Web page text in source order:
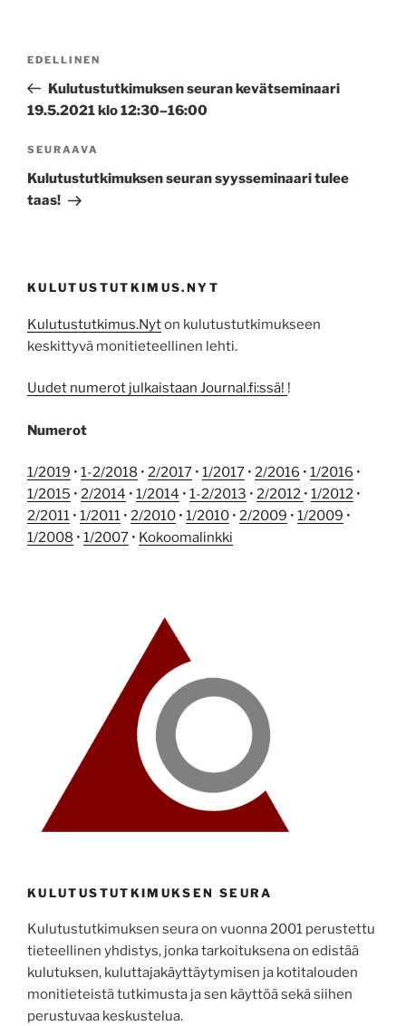
Edellinen
artikkeli
EDELLINEN
Kulutustutkimuksen seuran kevätseminaari
19.5.2021 klo 12:30–16:00
Seuraava
artikkeli
SEURAAVA
Kulutustutkimuksen seuran syysseminaari tulee
taas!
KULUTUSTUTKIMUS.NYT
Kulutustutkimus.Nyton kulutustutkimukseen
keskittyvä monitieteellinen lehti.
Uudet numerot julkaistaan Journal.fi:ssä! !
Numerot
1/2019 • 1-2/2018 • 2/2017 • 1/2017 • 2/2016 • 1/2016 •
1/2015 • 2/2014 • 1/2014 • 1-2/2013 • 2/2012 • 1/2012 •
2/2011 • 1/2011 • 2/2010 • 1/2010 • 2/2009 • 1/2009 •
1/2008 • 1/2007 • Kokoomalinkki
KULUTUSTUTKIMUKSEN SEURA
Kulutustutkimuksen seura on vuonna 2001 perustettu
tieteellinen yhdistys, jonka tarkoituksena on edistää
kulutuksen, kuluttajakäyttäytymisen ja kotitalouden
monitieteistä tutkimusta ja sen käyttöä sekä siihen
perustuvaa keskustelua.